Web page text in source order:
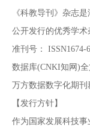
《科教导刊》杂志
公开发行的优秀学术
准刊号： ISSN1674-
数据库(CNKI知网)
万方数据数字化期刊
【发行方针】
作为国家发展科技事